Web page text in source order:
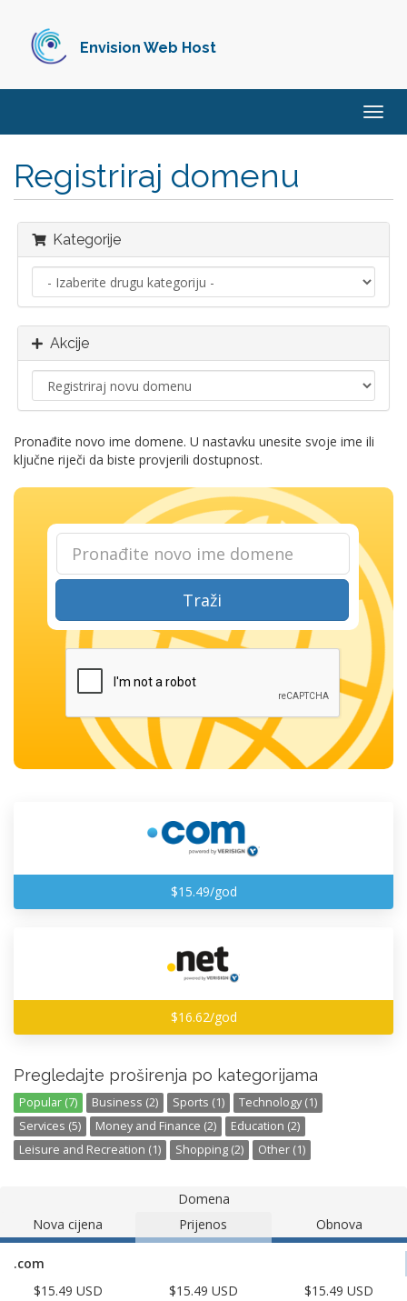
Envision Web Host
Registriraj domenu
Kategorije
Akcije
Pronađite novo ime domene. U nastavku unesite svoje ime ili
ključne riječi da biste provjerili dostupnost.
Traži
$15.49/god
$16.62/god
Pregledajte proširenja po kategorijama
Popular (7) Business (2) Sports (1)
Technology (1)
Services (5)
Money and Finance (2)
Education (2)
Leisure and Recreation (1)
Shopping (2) Other (1)
Domena
Nova cijena
Prijenos Obnova
.com
$15.49 USD
$15.49 USD $15.49 USD